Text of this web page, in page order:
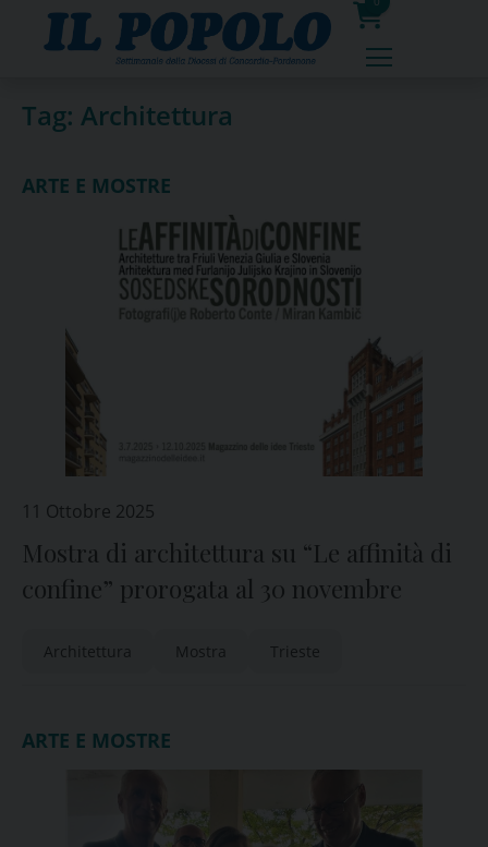
0
prodotti
Tag: Architettura
ARTE E MOSTRE
11 Ottobre 2025
Mostra di architettura su “Le affinità di
confine” prorogata al 30 novembre
Architettura Mostra Trieste
ARTE E MOSTRE